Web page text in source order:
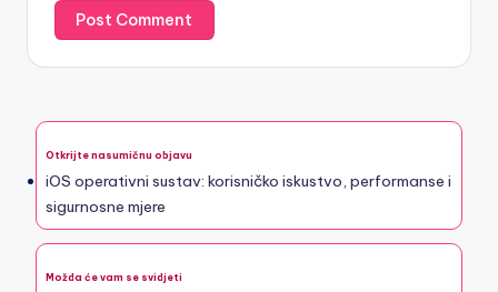
Otkrijte nasumičnu objavu
iOS operativni sustav: korisničko iskustvo, performanse i
sigurnosne mjere
Možda će vam se svidjeti